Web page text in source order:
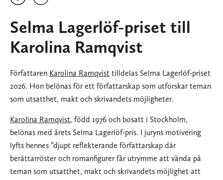
Selma Lagerlöf-priset till
Karolina Ramqvist
Författaren Karolina Ramqvist tilldelas Selma Lagerlöf-priset
2026. Hon belönas för ett författarskap som utforskar teman
som utsatthet, makt och skrivandets möjligheter.
Karolina Ramqvist, född 1976 och bosatt i Stockholm,
belönas med årets Selma Lagerlöf-pris. I juryns motivering
lyfts hennes ”djupt reflekterande författarskap där
berättarröster och romanfigurer får utrymme att vända på
teman som utsatthet, makt och skrivandets möjlighet att